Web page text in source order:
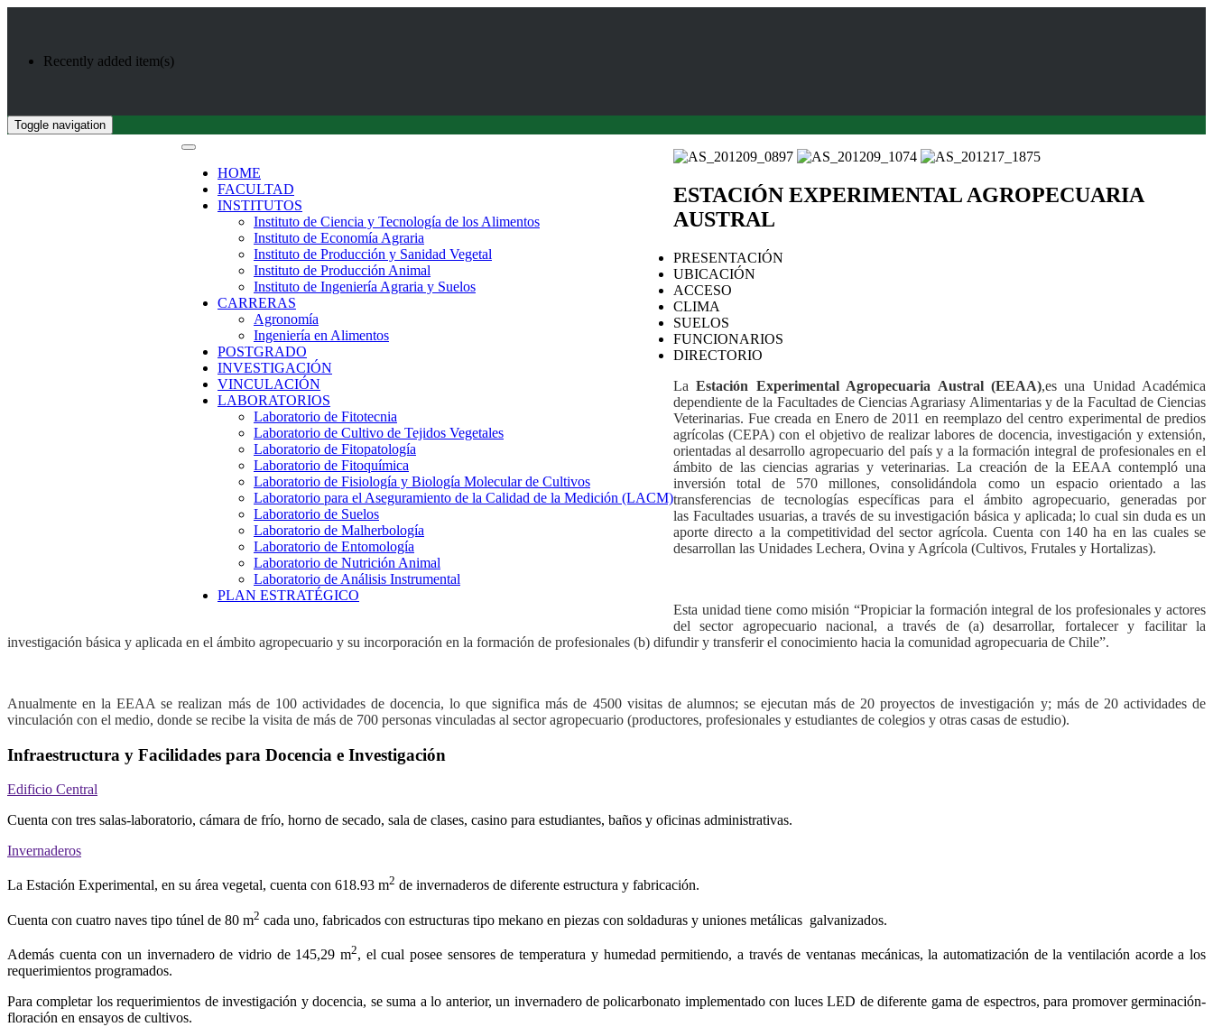
Recently added item(s)
Toggle navigation
HOME
FACULTAD
INSTITUTOS
Instituto de Ciencia y Tecnología de los Alimentos
Instituto de Economía Agraria
Instituto de Producción y Sanidad Vegetal
Instituto de Producción Animal
Instituto de Ingeniería Agraria y Suelos
CARRERAS
Agronomía
Ingeniería en Alimentos
POSTGRADO
INVESTIGACIÓN
VINCULACIÓN
LABORATORIOS
Laboratorio de Fitotecnia
Laboratorio de Cultivo de Tejidos Vegetales
Laboratorio de Fitopatología
Laboratorio de Fitoquímica
Laboratorio de Fisiología y Biología Molecular de Cultivos
Laboratorio para el Aseguramiento de la Calidad de la Medición (LACM)
Laboratorio de Suelos
Laboratorio de Malherbología
Laboratorio de Entomología
Laboratorio de Nutrición Animal
Laboratorio de Análisis Instrumental
PLAN ESTRATÉGICO
ESTACIÓN EXPERIMENTAL AGROPECUARIA
AUSTRAL
PRESENTACIÓN
UBICACIÓN
ACCESO
CLIMA
SUELOS
FUNCIONARIOS
DIRECTORIO
LaEstación Experimental Agropecuaria Austral (EEAA),es una Unidad Académica
dependiente de la Facultades de Ciencias Agrariasy Alimentarias y de la Facultad de Ciencias
Veterinarias. Fue creada en Enero de 2011 en reemplazo del centro experimental de predios
agrícolas (CEPA) con el objetivo de realizar labores de docencia, investigación y extensión,
orientadas al desarrollo agropecuario del país y a la formación integral de profesionales en el
ámbito de las ciencias agrarias y veterinarias. La creación de la EEAA contempló una
inversión total de 570 millones, consolidándola como un espacio orientado a las
transferencias de tecnologías específicas para el ámbito agropecuario, generadas por
las Facultades usuarias, a través de su investigación básica y aplicada; lo cual sin duda es un
aporte directo a la competitividad del sector agrícola. Cuenta con 140 ha en las cuales se
desarrollan las Unidades Lechera, Ovina y Agrícola (Cultivos, Frutales y Hortalizas).
Esta unidad tiene como misión “Propiciar la formación integral de los profesionales y actores
del sector agropecuario nacional, a través de (a) desarrollar, fortalecer y facilitar la
investigación básica y aplicada en el ámbito agropecuario y su incorporación en la formación de profesionales (b) difundir y transferir el conocimiento hacia la comunidad agropecuaria de Chile”.
Anualmente en la EEAA se realizan más de 100 actividades de docencia, lo que significa más de 4500 visitas de alumnos; se ejecutan más de 20 proyectos de investigación y; más de 20 actividades de
vinculación con el medio, donde se recibe la visita de más de 700 personas vinculadas al sector agropecuario (productores, profesionales y estudiantes de colegios y otras casas de estudio).
Infraestructura y Facilidades para Docencia e Investigación
Edificio Central
Cuenta con tres salas-laboratorio, cámara de frío, horno de secado, sala de clases, casino para estudiantes, baños y oficinas administrativas.
Invernaderos
La Estación Experimental, en su área vegetal, cuenta con 618.93 m2 de invernaderos de diferente estructura y fabricación.
Cuenta con cuatro naves tipo túnel de 80 m2 cada uno, fabricados con estructuras tipo mekano en piezas con soldaduras y uniones metálicas galvanizados.
Además cuenta con un invernadero de vidrio de 145,29 m2, el cual posee sensores de temperatura y humedad permitiendo, a través de ventanas mecánicas, la automatización de la ventilación acorde a los
requerimientos programados.
Para completar los requerimientos de investigación y docencia, se suma a lo anterior, un invernadero de policarbonato implementado con luces LED de diferente gama de espectros, para promover germinación-
floración en ensayos de cultivos.